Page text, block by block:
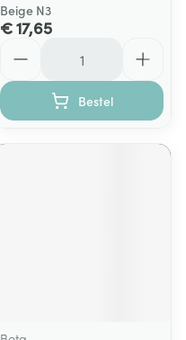
Beige N3
€ 17,65
Bestel